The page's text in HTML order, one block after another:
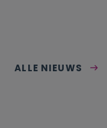
ALLE NIEUWS